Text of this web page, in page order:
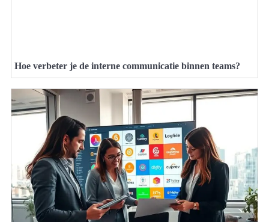
Hoe verbeter je de interne communicatie binnen teams?